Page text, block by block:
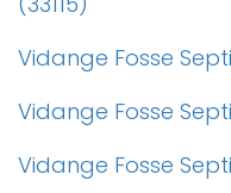
Vidange Fosse
Vidange Fosse
Vidange Fosse